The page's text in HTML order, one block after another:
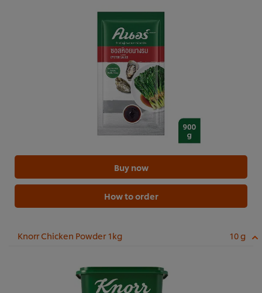
Buy now
How to order
Knorr Chicken Powder 1kg 10 g